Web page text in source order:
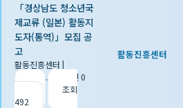
「경상남도 청소년국
제교류 (일본) 활동지
도자(통역)」모집 공
고
활동진흥센터 |
2026.06.23
추천 0
조회
492
활동진흥센터